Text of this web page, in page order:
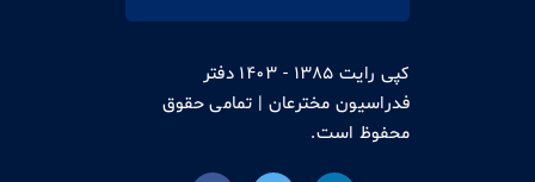
کپی رایت 1385 - 1403 دفتر
فدراسیون مخترعان | تمامی حقوق
محفوظ است.